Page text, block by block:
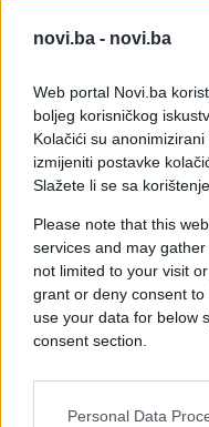
novi.ba - novi.ba
Web portal Novi.ba
boljeg korisničkog
Kolačići su
izmijeniti postavke
Slažete li se sa
Please note that this
services and may
not limited to your visit
grant or deny consent
use your data for below
consent section.
Personal Data